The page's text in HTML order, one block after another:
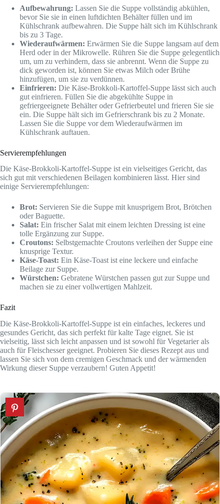
Aufbewahrung: Lassen Sie die Suppe vollständig abkühlen,
bevor Sie sie in einen luftdichten Behälter füllen und im
Kühlschrank aufbewahren. Die Suppe hält sich im Kühlschrank
bis zu 3 Tage.
Wiederaufwärmen: Erwärmen Sie die Suppe langsam auf dem
Herd oder in der Mikrowelle. Rühren Sie die Suppe gelegentlich
um, um zu verhindern, dass sie anbrennt. Wenn die Suppe zu
dick geworden ist, können Sie etwas Milch oder Brühe
hinzufügen, um sie zu verdünnen.
Einfrieren: Die Käse-Brokkoli-Kartoffel-Suppe lässt sich auch
gut einfrieren. Füllen Sie die abgekühlte Suppe in
gefriergeeignete Behälter oder Gefrierbeutel und frieren Sie sie
ein. Die Suppe hält sich im Gefrierschrank bis zu 2 Monate.
Lassen Sie die Suppe vor dem Wiederaufwärmen im
Kühlschrank auftauen.
Servierempfehlungen
Die Käse-Brokkoli-Kartoffel-Suppe ist ein vielseitiges Gericht, das
sich gut mit verschiedenen Beilagen kombinieren lässt. Hier sind
einige Servierempfehlungen:
Brot: Servieren Sie die Suppe mit knusprigem Brot, Brötchen
oder Baguette.
Salat: Ein frischer Salat mit einem leichten Dressing ist eine
tolle Ergänzung zur Suppe.
Croutons: Selbstgemachte Croutons verleihen der Suppe eine
knusprige Textur.
Käse-Toast: Ein Käse-Toast ist eine leckere und einfache
Beilage zur Suppe.
Würstchen: Gebratene Würstchen passen gut zur Suppe und
machen sie zu einer vollwertigen Mahlzeit.
Fazit
Die Käse-Brokkoli-Kartoffel-Suppe ist ein einfaches, leckeres und
gesundes Gericht, das sich perfekt für kalte Tage eignet. Sie ist
vielseitig, lässt sich leicht anpassen und ist sowohl für Vegetarier als
auch für Fleischesser geeignet. Probieren Sie dieses Rezept aus und
lassen Sie sich von dem cremigen Geschmack und der wärmenden
Wirkung dieser Suppe verzaubern! Guten Appetit!